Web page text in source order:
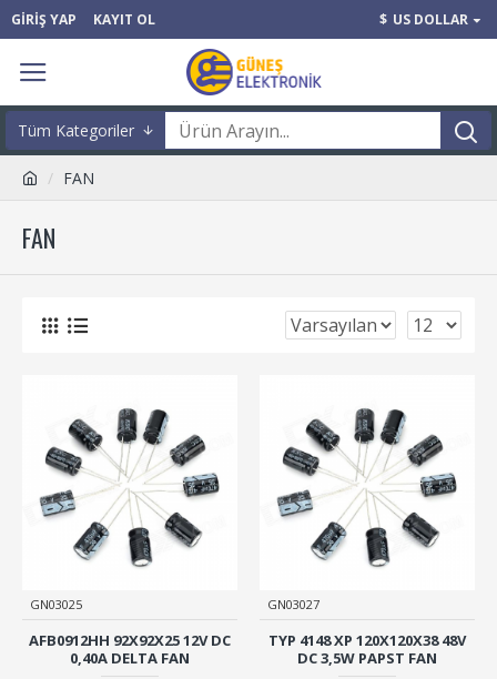
GIRIŞ YAP KAYIT OL $ US DOLLAR
Tüm Kategoriler
FAN
FAN
GN03025
AFB0912HH 92X92X25 12V DC
0,40A DELTA FAN
GN03027
TYP 4148 XP 120X120X38 48V
DC 3,5W PAPST FAN